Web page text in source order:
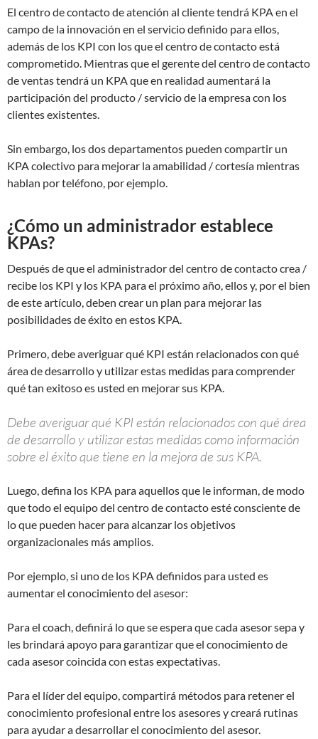
El centro de contacto de atención al cliente tendrá KPA en el
campo de la innovación en el servicio definido para ellos,
además de los KPI con los que el centro de contacto está
comprometido. Mientras que el gerente del centro de contacto
de ventas tendrá un KPA que en realidad aumentará la
participación del producto / servicio de la empresa con los
clientes existentes.
Sin embargo, los dos departamentos pueden compartir un
KPA colectivo para mejorar la amabilidad / cortesía mientras
hablan por teléfono, por ejemplo.
¿Cómo un administrador establece
KPAs?
Después de que el administrador del centro de contacto crea /
recibe los KPI y los KPA para el próximo año, ellos y, por el bien
de este artículo, deben crear un plan para mejorar las
posibilidades de éxito en estos KPA.
Primero, debe averiguar qué KPI están relacionados con qué
área de desarrollo y utilizar estas medidas para comprender
qué tan exitoso es usted en mejorar sus KPA.
Debe averiguar qué KPI están relacionados con qué área
de desarrollo y utilizar estas medidas como información
sobre el éxito que tiene en la mejora de sus KPA.
Luego, defina los KPA para aquellos que le informan, de modo
que todo el equipo del centro de contacto esté consciente de
lo que pueden hacer para alcanzar los objetivos
organizacionales más amplios.
Por ejemplo, si uno de los KPA definidos para usted es
aumentar el conocimiento del asesor:
Para el coach, definirá lo que se espera que cada asesor sepa y
les brindará apoyo para garantizar que el conocimiento de
cada asesor coincida con estas expectativas.
Para el líder del equipo, compartirá métodos para retener el
conocimiento profesional entre los asesores y creará rutinas
para ayudar a desarrollar el conocimiento del asesor.